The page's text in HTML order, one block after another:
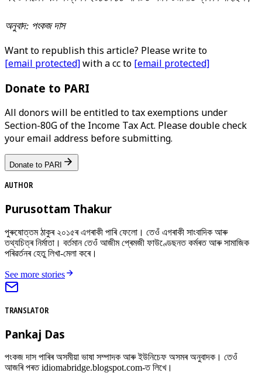
অনুবাদ: পংকজ দাস
Want to republish this article? Please write to
[email protected]with a cc to [email protected]
Donate to PARI
All donors will be entitled to tax exemptions under
Section-80G of the Income Tax Act. Please double check
your email address before submitting.
Donate to PARI
AUTHOR
Purusottam Thakur
পুৰুষোত্তম ঠাকুৰ ২০১৫ৰ এগৰাকী পাৰি ফেলো। তেওঁ এগৰাকী সাংবাদিক আৰু
তথ্যচিত্ৰ নিৰ্মাতা। বৰ্তমান তেওঁ আজীম প্ৰেমজী ফাউণ্ডেছনত কৰ্মৰত আৰু সামাজিক
পৰিৱৰ্তনৰ হেতু লিখা-মেলা কৰে।
See more stories
TRANSLATOR
Pankaj Das
পংকজ দাস পাৰিৰ অসমীয়া ভাষা সম্পাদক আৰু ইউনিচেফ অসমৰ অনুবাদক। তেওঁ
আজৰি পৰত idiomabridge.blogspot.com-ত লিখে।